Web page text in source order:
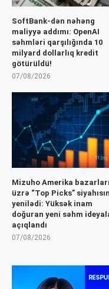
SoftBank-dən nəhəng
maliyyə addımı: OpenAI
səhmləri qarşılığında 10
milyard dollarlıq kredit
götürüldü!
07/08/2026
Mizuho Amerika bazarları
üzrə “Top Picks”
yenilədi: Yüksək inam
doğuran yeni səhm
açıqlandı
07/08/2026